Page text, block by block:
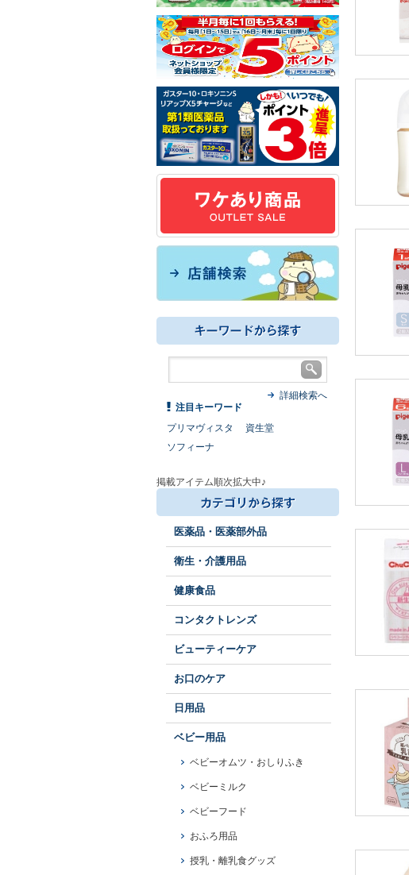
詳細検索へ
注目キーワード
プリマヴィスタ
資生堂
ソフィーナ
掲載アイテム順次拡大中♪
医薬品・医薬部外品
衛生・介護用品
健康食品
コンタクトレンズ
ビューティーケア
お口のケア
日用品
ベビー用品
ベビーオムツ・おしりふき
ベビーミルク
ベビーフード
おふろ用品
授乳・離乳食グッズ